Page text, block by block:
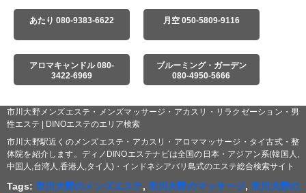
あたり 080-9383-6622 月空 050-5809-9116
アロマキャンドル 080-
3422-6969
ブルーミング・ガーデン
080-4950-5666
市川大野メンズエステ・メンズマッサージ・アカスリ・リラクゼーション・男
性エステ | DINOエステのエリア検索
市川大野駅近くのメンズエステ・アカスリ・アロママッサージ・タイ古式・整
体院を紹介します。ディノDINOエステナビは全国の日本・アジアン系(韓国人,
中国人,台湾人,香港人,タイ人)・インドネシアバリ島式のエステ総合検索サイト
Tags:市川大野のメンズエステ, 市川大野のマッサージ,市川大野の